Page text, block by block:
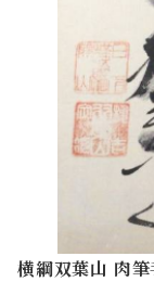
横綱双葉山 肉